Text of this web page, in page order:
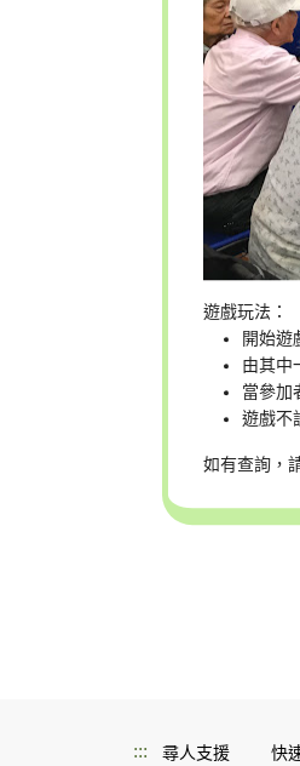
遊戲玩法：
開始遊
由其中
當參加
遊戲不
如有查詢，
::: 尋人支援 快